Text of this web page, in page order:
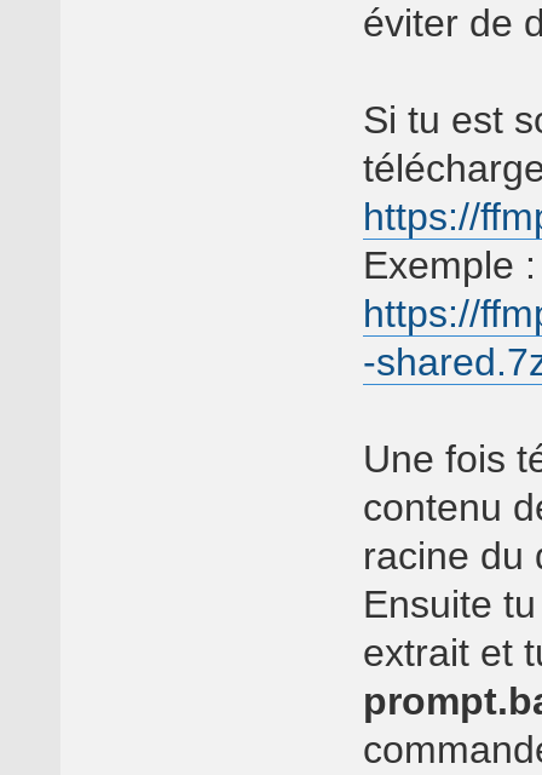
éviter de
Si tu est
https://
Exemple :
https://
-
Une fois
contenu
racine du
Ensuite
extrait et